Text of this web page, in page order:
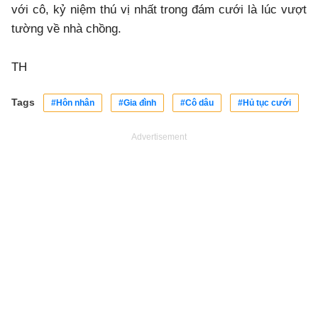
với cô, kỷ niệm thú vị nhất trong đám cưới là lúc vượt
tường về nhà chồng.
TH
Tags #Hôn nhân #Gia đình #Cô dâu #Hủ tục cưới
Advertisement